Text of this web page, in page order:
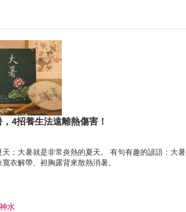
4招養生法遠離熱傷害！
；大暑就是非常炎熱的夏天。 有句有趣的諺語：大暑
衣解帶、袒胸露背來散熱消暑。
水